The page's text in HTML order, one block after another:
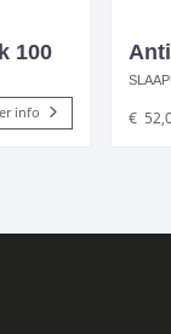
100
info €